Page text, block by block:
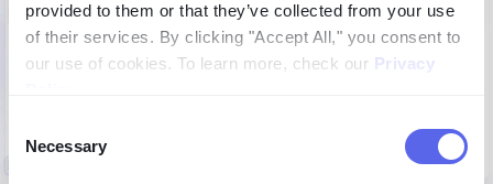
provided to them or that they’ve collected from your use
of their services. By clicking "Accept All," you consent to
our use of cookies. To learn more, check our Privacy
Selection
Necessary